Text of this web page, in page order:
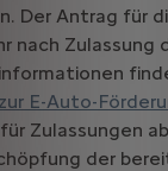
Der Antrag für
nach Zulassung
E-Auto-
Zulassungen ab
der